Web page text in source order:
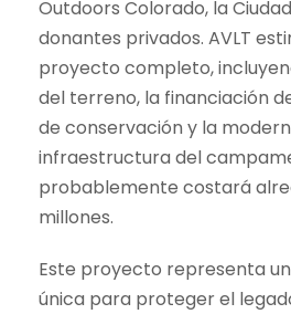
Outdoors Colorado, la
donantes privados. AVLT
proyecto completo,
del terreno, la financiación
de conservación y la
infraestructura del
probablemente costará
millones.
Este proyecto representa
única para proteger el